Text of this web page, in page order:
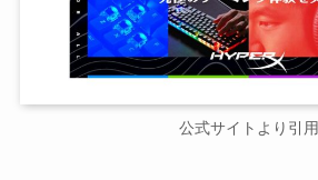
公式サイトより引用